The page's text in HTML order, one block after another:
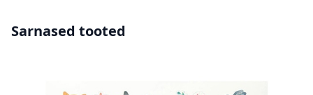
Sarnased tooted